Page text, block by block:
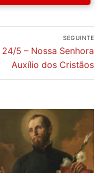
SEGUINTE
Next
post:
24/5 – Nossa Senhora
Auxílio dos Cristãos